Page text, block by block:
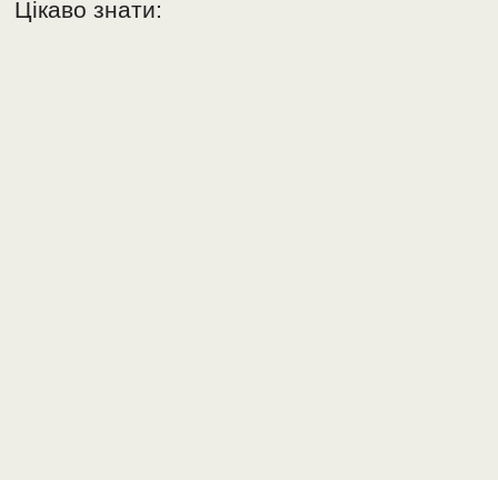
Цікаво знати: